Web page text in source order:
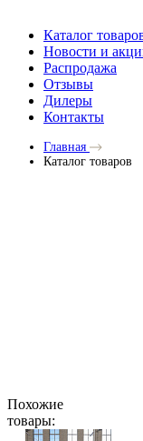
Каталог
Новости и
Распродажа
Отзывы
Дилеры
Контакты
Главная
Каталог товаров
Похожие
товары: